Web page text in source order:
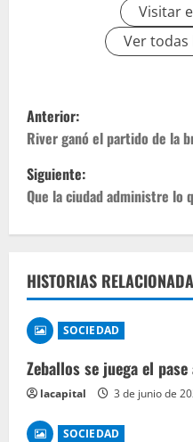
Visitar
Ver todas
Anterior:
River ganó el partido de la
Siguiente:
Que la ciudad administre lo
HISTORIAS
SOCIEDAD
Zeballos se juega el
lacapital 3 de junio de
SOCIEDAD